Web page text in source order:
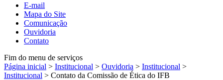
E-mail
Mapa do Site
Comunicação
Ouvidoria
Contato
Fim do menu de serviços
Página inicial > Institucional > Ouvidoria > Institucional >
Institucional > Contato da Comissão de Ética do IFB